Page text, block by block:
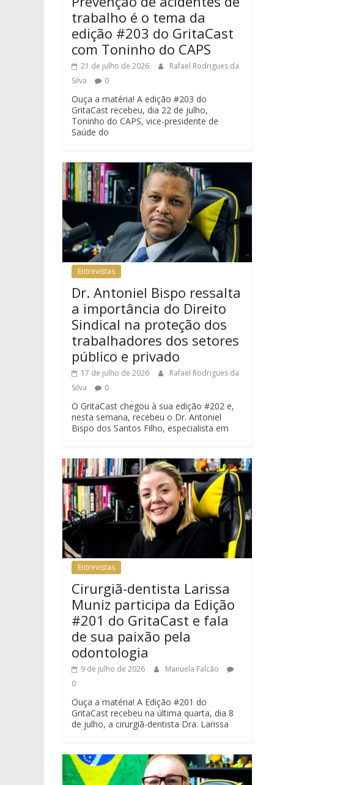
trabalho é o tema da
edição #203 do GritaCast
com Toninho do CAPS
21 de julho de 2026
Rafael Rodrigues da
Silva
0
Ouça a matéria! A edição #203 do
GritaCast recebeu, dia 22 de julho,
Toninho do CAPS, vice-presidente de
Saúde do
Entrevistas
Dr. Antoniel Bispo ressalta
a importância do Direito
Sindical na proteção dos
trabalhadores dos setores
público e privado
17 de julho de 2026
Rafael Rodrigues da
Silva
0
O GritaCast chegou à sua edição #202 e,
nesta semana, recebeu o Dr. Antoniel
Bispo dos Santos Filho, especialista em
Entrevistas
Cirurgiã-dentista Larissa
Muniz participa da Edição
#201 do GritaCast e fala
de sua paixão pela
odontologia
9 de julho de 2026
Manuela Falcão
0
Ouça a matéria! A Edição #201 do
GritaCast recebeu na última quarta, dia 8
de julho, a cirurgiã-dentista Dra. Larissa